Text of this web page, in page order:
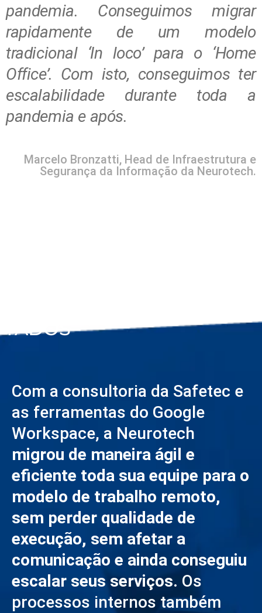
pandemia. Conseguimos migrar
rapidamente de um modelo
tradicional ‘In loco’ para o ‘Home
Office’. Com isto, conseguimos ter
escalabilidade durante toda a
pandemia e após.
Marcelo Bronzatti, Head de Infraestrutura e
Segurança da Informação da Neurotech.
TADOS
Com a consultoria da Safetec e
as ferramentas do Google
Workspace, a Neurotech
migrou de maneira ágil e
eficiente toda sua equipe para o
modelo de trabalho remoto,
sem perder qualidade de
execução, sem afetar a
comunicação e ainda conseguiu
escalar seus serviços. Os
processos internos também